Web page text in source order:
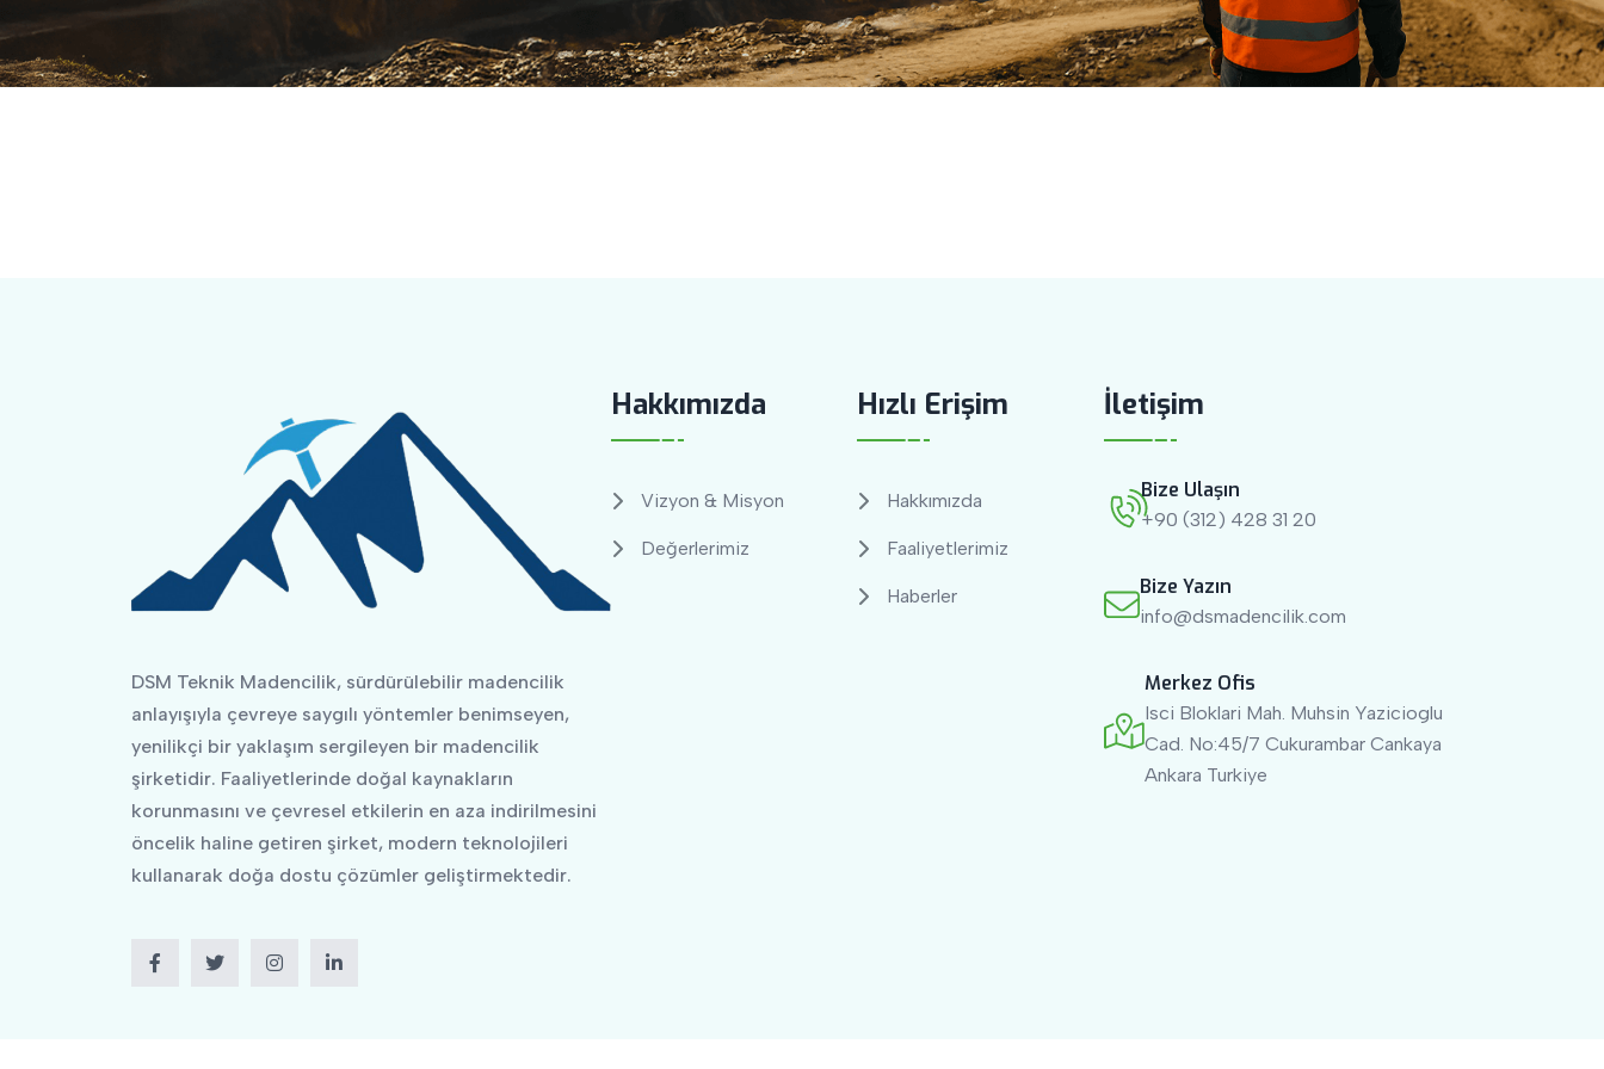
DSM Teknik Madencilik, sürdürülebilir madencilik
anlayışıyla çevreye saygılı yöntemler benimseyen,
yenilikçi bir yaklaşım sergileyen bir madencilik
şirketidir. Faaliyetlerinde doğal kaynakların
korunmasını ve çevresel etkilerin en aza indirilmesini
öncelik haline getiren şirket, modern teknolojileri
kullanarak doğa dostu çözümler geliştirmektedir.
FacebookTwitterInstagramLinkedIn
Hakkımızda
Vizyon & Misyon
Değerlerimiz
Hızlı Erişim
Hakkımızda
Faaliyetlerimiz
Haberler
İletişim
Bize Ulaşın
+90 (312) 428 31 20
Bize Yazın
info@dsmadencilik.com
Merkez Ofis
Isci Bloklari Mah. Muhsin Yazicioglu
Cad. No:45/7 Cukurambar Cankaya
Ankara Turkiye